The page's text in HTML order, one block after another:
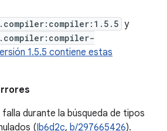
y
1.5.5 contiene estas
durante la búsqueda de tipos
(Ib6d2c, b/297665426).